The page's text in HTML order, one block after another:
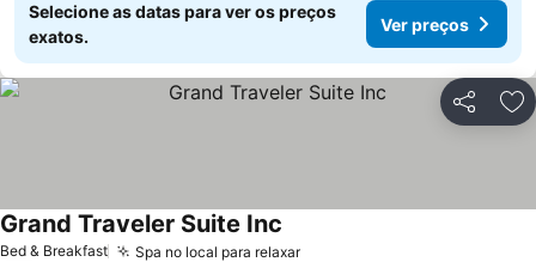
Selecione as datas para ver os preços
exatos.
Ver preços
Partilhar
Bed & Breakfast Spa no local para relaxar
Grand Traveler Suite Inc